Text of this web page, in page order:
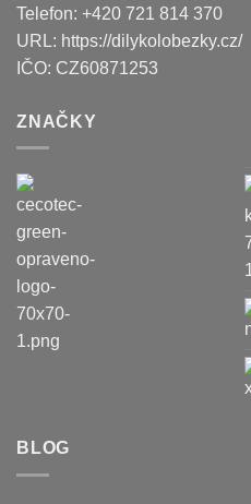
Telefon: +420 721 814 370
URL: https://dilykolobezky.cz/
IČO: CZ60871253
ZNAČKY
BLOG